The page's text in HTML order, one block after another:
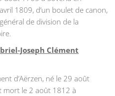
1809, d’un boulet de canon,
de division de la
Joseph Clément
d’Aërzen, né le 29 août
mort le 2 août 1812 à